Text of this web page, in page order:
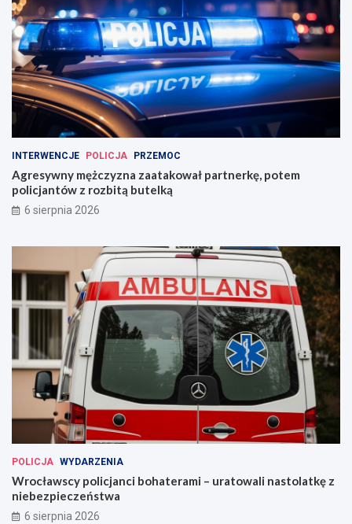
INTERWENCJE POLICJA PRZEMOC
Agresywny mężczyzna zaatakował partnerkę, potem
policjantów z rozbitą butelką
6 sierpnia 2026
POLICJA WYDARZENIA
Wrocławscy policjanci bohaterami – uratowali nastolatkę z
niebezpieczeństwa
6 sierpnia 2026